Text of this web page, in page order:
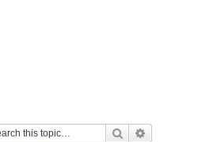
Search